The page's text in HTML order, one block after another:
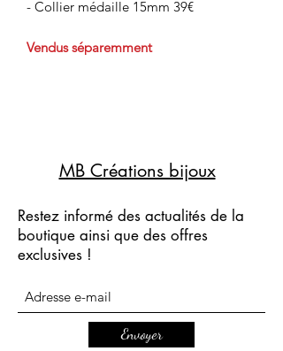
- Collier médaille 15mm 39€
Vendus séparemment
MB Créations bijoux
Restez informé des actualités de la
boutique ainsi que des offres
exclusives !
Envoyer